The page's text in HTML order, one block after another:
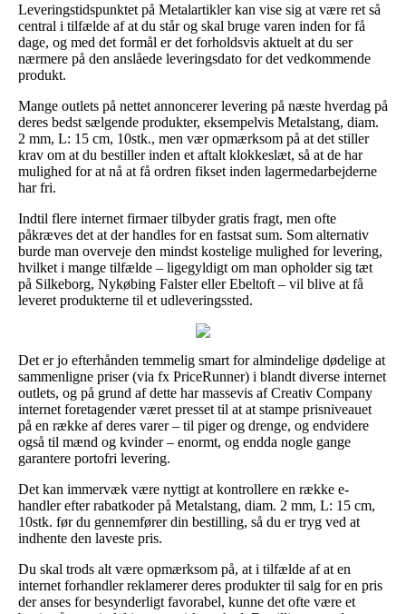
Leveringstidspunktet på Metalartikler kan vise sig at være ret så
central i tilfælde af at du står og skal bruge varen inden for få
dage, og med det formål er det forholdsvis aktuelt at du ser
nærmere på den anslåede leveringsdato for det vedkommende
produkt.
Mange outlets på nettet annoncerer levering på næste hverdag på
deres bedst sælgende produkter, eksempelvis Metalstang, diam.
2 mm, L: 15 cm, 10stk., men vær opmærksom på at det stiller
krav om at du bestiller inden et aftalt klokkeslæt, så at de har
mulighed for at nå at få ordren fikset inden lagermedarbejderne
har fri.
Indtil flere internet firmaer tilbyder gratis fragt, men ofte
påkræves det at der handles for en fastsat sum. Som alternativ
burde man overveje den mindst kostelige mulighed for levering,
hvilket i mange tilfælde – ligegyldigt om man opholder sig tæt
på Silkeborg, Nykøbing Falster eller Ebeltoft – vil blive at få
leveret produkterne til et udleveringssted.
Det er jo efterhånden temmelig smart for almindelige dødelige at
sammenligne priser (via fx PriceRunner) i blandt diverse internet
outlets, og på grund af dette har massevis af Creativ Company
internet foretagender været presset til at at stampe prisniveauet
på en række af deres varer – til piger og drenge, og endvidere
også til mænd og kvinder – enormt, og endda nogle gange
garantere portofri levering.
Det kan immervæk være nyttigt at kontrollere en række e-
handler efter rabatkoder på Metalstang, diam. 2 mm, L: 15 cm,
10stk. før du gennemfører din bestilling, så du er tryg ved at
indhente den laveste pris.
Du skal trods alt være opmærksom på, at i tilfælde af at en
internet forhandler reklamerer deres produkter til salg for en pris
der anses for besynderligt favorabel, kunne det ofte være et